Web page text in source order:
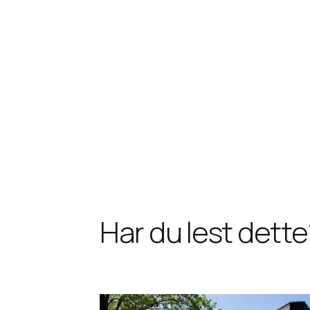
Har du lest